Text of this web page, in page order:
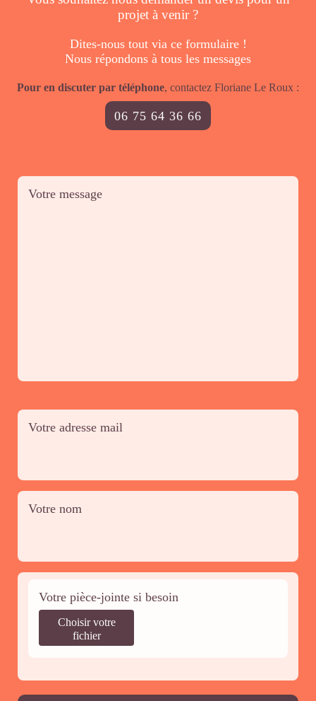
projet à venir ?
Dites-nous tout via ce formulaire !
Nous répondons à tous les messages
Pour en discuter par téléphone, contactez Floriane Le Roux :
06 75 64 36 66
Votre message
Votre adresse mail
Votre nom
Votre pièce-jointe si besoin
Choisir votre
fichier